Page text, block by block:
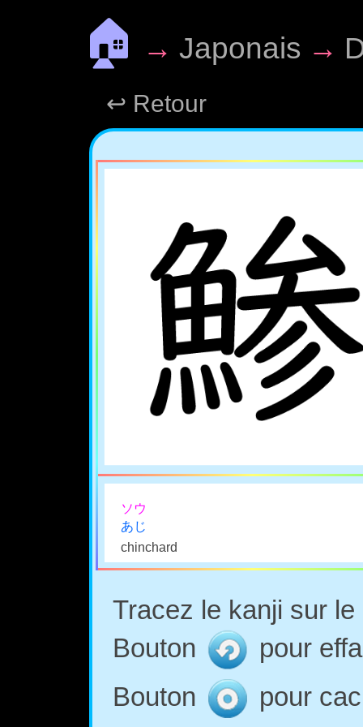
🏠 → Japonais →
↩ Retour
ソウ
あじ
chinchard
Tracez le kanji sur
Bouton
pour
Bouton
pour